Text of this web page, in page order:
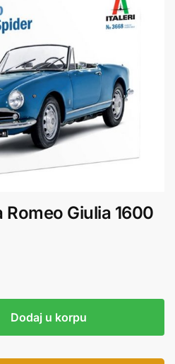
Romeo Giulia 1600
Dodaj u korpu